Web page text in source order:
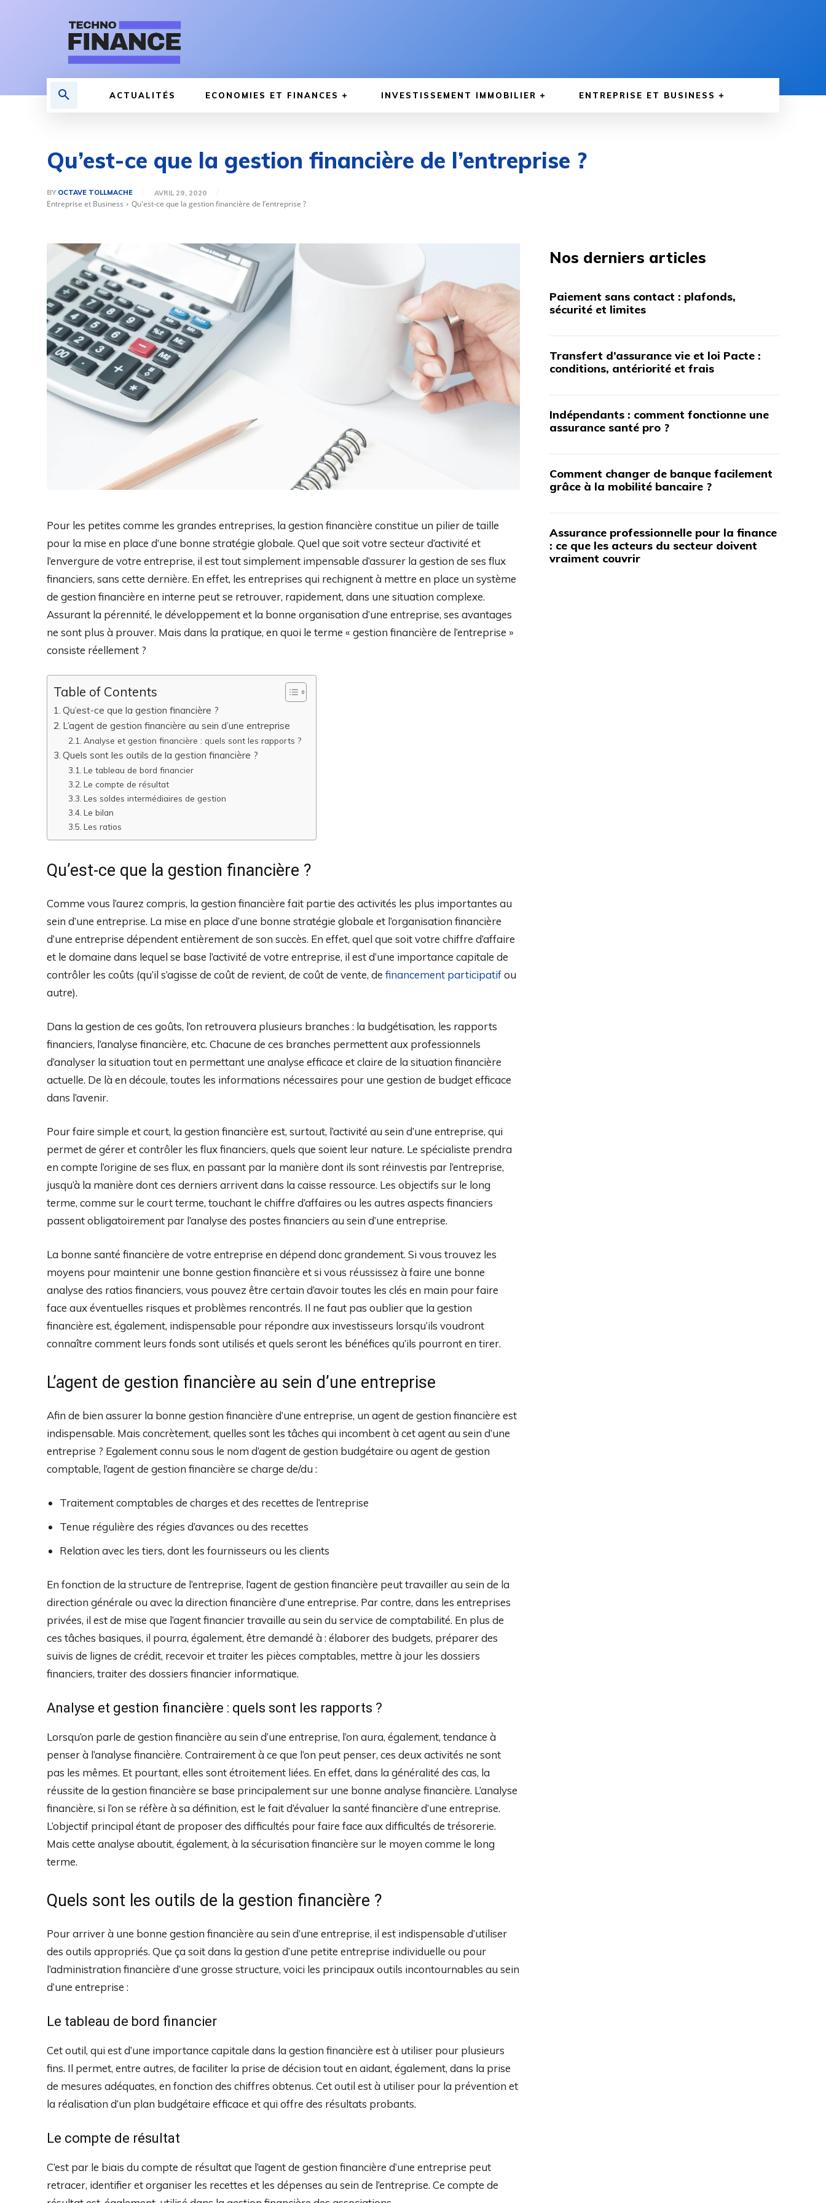
ACTUALITÉS ECONOMIES ET FINANCES INVESTISSEMENT IMMOBILIER ENTREPRISE ET BUSINESS
Qu’est-ce que la gestion financière de l’entreprise ?
BY OCTAVE TOLLMACHE AVRIL 29, 2020
Entreprise et Business Qu'est-ce que la gestion financière de l’entreprise ?
Pour les petites comme les grandes entreprises, la gestion financière constitue un pilier de taille
pour la mise en place d’une bonne stratégie globale. Quel que soit votre secteur d’activité et
l’envergure de votre entreprise, il est tout simplement impensable d’assurer la gestion de ses flux
financiers, sans cette dernière. En effet, les entreprises qui rechignent à mettre en place un système
de gestion financière en interne peut se retrouver, rapidement, dans une situation complexe.
Assurant la pérennité, le développement et la bonne organisation d’une entreprise, ses avantages
ne sont plus à prouver. Mais dans la pratique, en quoi le terme « gestion financière de l’entreprise »
consiste réellement ?
Table of Contents
Qu’est-ce que la gestion financière ?
L’agent de gestion financière au sein d’une entreprise
Analyse et gestion financière : quels sont les rapports ?
Quels sont les outils de la gestion financière ?
Le tableau de bord financier
Le compte de résultat
Les soldes intermédiaires de gestion
Le bilan
Les ratios
Qu’est-ce que la gestion financière ?
Comme vous l’aurez compris, la gestion financière fait partie des activités les plus importantes au
sein d’une entreprise. La mise en place d’une bonne stratégie globale et l’organisation financière
d’une entreprise dépendent entièrement de son succès. En effet, quel que soit votre chiffre d’affaire
et le domaine dans lequel se base l’activité de votre entreprise, il est d’une importance capitale de
contrôler les coûts (qu’il s’agisse de coût de revient, de coût de vente, de financement participatifou
autre).
Dans la gestion de ces goûts, l’on retrouvera plusieurs branches : la budgétisation, les rapports
financiers, l’analyse financière, etc. Chacune de ces branches permettent aux professionnels
d’analyser la situation tout en permettant une analyse efficace et claire de la situation financière
actuelle. De là en découle, toutes les informations nécessaires pour une gestion de budget efficace
dans l’avenir.
Pour faire simple et court, la gestion financière est, surtout, l’activité au sein d’une entreprise, qui
permet de gérer et contrôler les flux financiers, quels que soient leur nature. Le spécialiste prendra
en compte l’origine de ses flux, en passant par la manière dont ils sont réinvestis par l’entreprise,
jusqu’à la manière dont ces derniers arrivent dans la caisse ressource. Les objectifs sur le long
terme, comme sur le court terme, touchant le chiffre d’affaires ou les autres aspects financiers
passent obligatoirement par l’analyse des postes financiers au sein d’une entreprise.
La bonne santé financière de votre entreprise en dépend donc grandement. Si vous trouvez les
moyens pour maintenir une bonne gestion financière et si vous réussissez à faire une bonne
analyse des ratios financiers, vous pouvez être certain d’avoir toutes les clés en main pour faire
face aux éventuelles risques et problèmes rencontrés. Il ne faut pas oublier que la gestion
financière est, également, indispensable pour répondre aux investisseurs lorsqu’ils voudront
connaître comment leurs fonds sont utilisés et quels seront les bénéfices qu’ils pourront en tirer.
L’agent de gestion financière au sein d’une entreprise
Afin de bien assurer la bonne gestion financière d’une entreprise, un agent de gestion financière est
indispensable. Mais concrètement, quelles sont les tâches qui incombent à cet agent au sein d’une
entreprise ? Egalement connu sous le nom d’agent de gestion budgétaire ou agent de gestion
comptable, l’agent de gestion financière se charge de/du :
Traitement comptables de charges et des recettes de l’entreprise
Tenue régulière des régies d’avances ou des recettes
Relation avec les tiers, dont les fournisseurs ou les clients
En fonction de la structure de l’entreprise, l’agent de gestion financière peut travailler au sein de la
direction générale ou avec la direction financière d’une entreprise. Par contre, dans les entreprises
privées, il est de mise que l’agent financier travaille au sein du service de comptabilité. En plus de
ces tâches basiques, il pourra, également, être demandé à : élaborer des budgets, préparer des
suivis de lignes de crédit, recevoir et traiter les pièces comptables, mettre à jour les dossiers
financiers, traiter des dossiers financier informatique.
Analyse et gestion financière : quels sont les rapports ?
Lorsqu’on parle de gestion financière au sein d’une entreprise, l’on aura, également, tendance à
penser à l’analyse financière. Contrairement à ce que l’on peut penser, ces deux activités ne sont
pas les mêmes. Et pourtant, elles sont étroitement liées. En effet, dans la généralité des cas, la
réussite de la gestion financière se base principalement sur une bonne analyse financière. L’analyse
financière, si l’on se réfère à sa définition, est le fait d’évaluer la santé financière d’une entreprise.
L’objectif principal étant de proposer des difficultés pour faire face aux difficultés de trésorerie.
Mais cette analyse aboutit, également, à la sécurisation financière sur le moyen comme le long
terme.
Quels sont les outils de la gestion financière ?
Pour arriver à une bonne gestion financière au sein d’une entreprise, il est indispensable d’utiliser
des outils appropriés. Que ça soit dans la gestion d’une petite entreprise individuelle ou pour
l’administration financière d’une grosse structure, voici les principaux outils incontournables au sein
d’une entreprise :
Le tableau de bord financier
Cet outil, qui est d’une importance capitale dans la gestion financière est à utiliser pour plusieurs
fins. Il permet, entre autres, de faciliter la prise de décision tout en aidant, également, dans la prise
de mesures adéquates, en fonction des chiffres obtenus. Cet outil est à utiliser pour la prévention et
la réalisation d’un plan budgétaire efficace et qui offre des résultats probants.
Le compte de résultat
C’est par le biais du compte de résultat que l’agent de gestion financière d’une entreprise peut
retracer, identifier et organiser les recettes et les dépenses au sein de l’entreprise. Ce compte de
Nos derniers articles
Paiement sans contact : plafonds,
sécurité et limites
Transfert d’assurance vie et loi Pacte :
conditions, antériorité et frais
Indépendants : comment fonctionne une
assurance santé pro ?
Comment changer de banque facilement
grâce à la mobilité bancaire ?
Assurance professionnelle pour la finance
: ce que les acteurs du secteur doivent
vraiment couvrir